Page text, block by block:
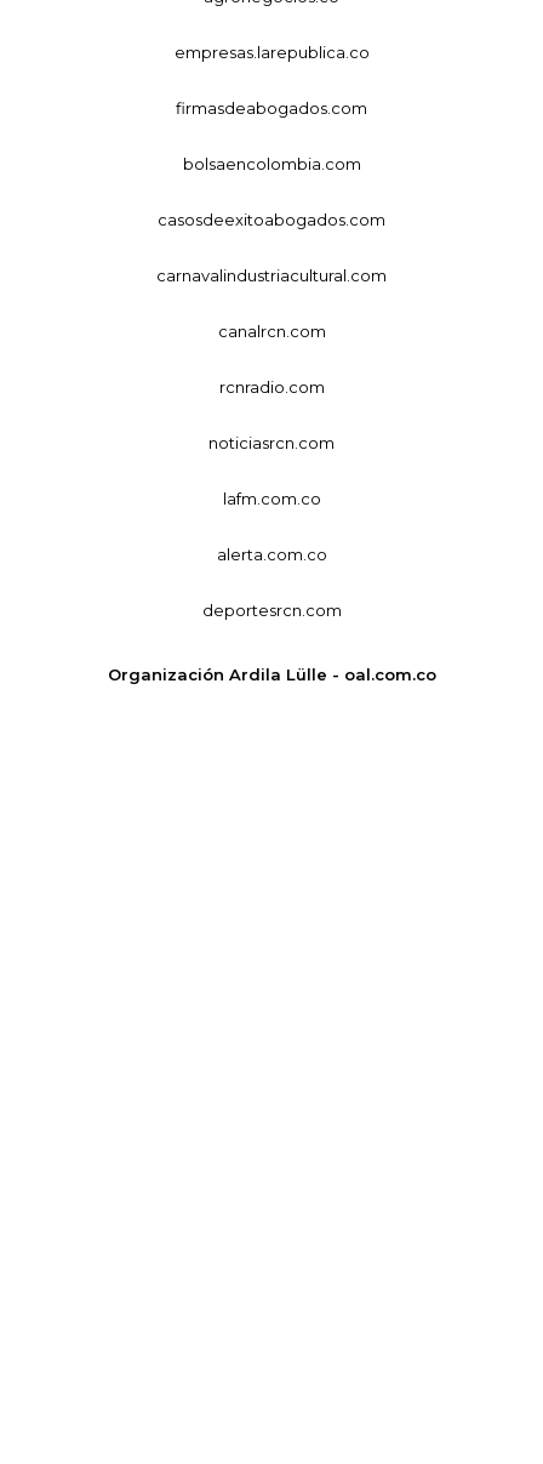
empresas.larepublica.co
firmasdeabogados.com
bolsaencolombia.com
casosdeexitoabogados.com
carnavalindustriacultural.com
canalrcn.com
rcnradio.com
noticiasrcn.com
lafm.com.co
alerta.com.co
deportesrcn.com
Organización Ardila Lülle - oal.com.co